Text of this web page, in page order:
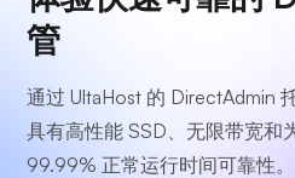
管
通过 UltaHost 的 DirectAdmin
具有高性能 SSD、无限带宽和
99.99% 正常运行时间可靠性。